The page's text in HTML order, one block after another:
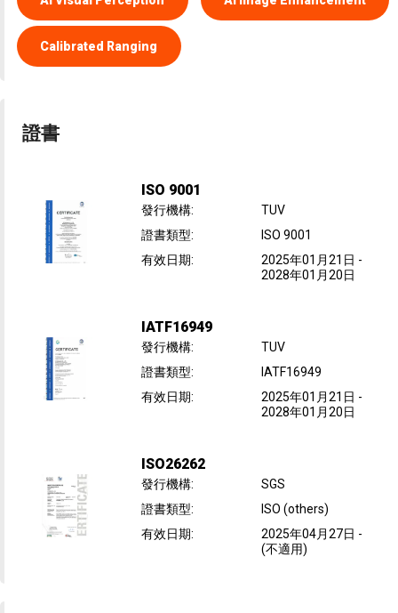
Calibrated Ranging
證書
ISO 9001
發行機構:
TUV
證書類型:
ISO 9001
有效日期: 2025年01月21日 -
2028年01月20日
IATF16949
發行機構:
TUV
證書類型:
IATF16949
有效日期: 2025年01月21日 -
2028年01月20日
ISO26262
發行機構:
SGS
證書類型:
ISO (others)
有效日期: 2025年04月27日 -
(不適用)